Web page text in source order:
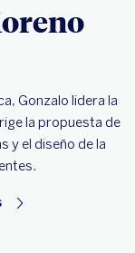
Gonzalo lidera la
la propuesta de
y el diseño de la